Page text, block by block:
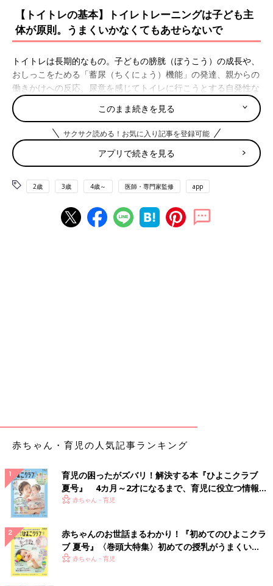
をする準備のためのトレーニング』のことなん
です。」と話します。佐藤先生に、子どもの成
長に合わせたトイトレの進め方について聞きま
【トイトレの基本】トイレトレーニングは子ども主
体が原則。うまくいかなくてもあせらないで
トイトレは長期的なもの。子どもの膀胱（ぼうこう）の成長や、
おしっこをためる「蓄尿（ちくにょう）機能」の発達、親からの
働きかけへの反応、尿意を感じてトイレに行こうとする自発性な
どをよく見ながら無理なく進めることが大事だそう。
「おしっこを膀胱にある程度ためるようになるのは 1歳
からです。このころからまずは『トイレでおしっこやうんちをす
るんだよ』という意識づけを始めるといいでしょう。
体や言葉の理解、トイレへの興味などの準備が整ったら、2～
代を目安にトイレの補助便座やおまるで排せつを促し始めます。
おむつをはずす最終的なゴールは、3～4歳代か遅くても5歳ごろ
になります。
して、お休みするのも手です
“トイレでおしっこ”に成功するには2つの準備が必要です。1つは
トイレの意味を理解し、トイレまで歩き、補助便座に座れるこ
と。もう1つは尿意を感じ、出すためにトイレに行く自発性があ
ること。おそらく1つ目はクリアできているのでしょうが、まだ2
つ目の自発性がないのだと思います。
このまま続きを見る
サクサク読める！お気に入り記事を登録可能
アプリで続きを見る
2歳 3歳 4歳～ 医師・専門家監修 app
赤ちゃん・育児の人気記事ランキング
育児の困ったがズバリ！解決する本『ひよこクラブ
夏号』 4カ月～2才になるまで、育児に役立つ情報が
いっぱい！
赤ちゃん・育児
赤ちゃんのお世話まるわかり！『初めてのひよこクラ
ブ 夏号』〈巻頭大特集〉初めての授乳がうまくい
く！ おっぱい・ミルクの基本と夏のトラブル 解決テ
赤ちゃん・育児